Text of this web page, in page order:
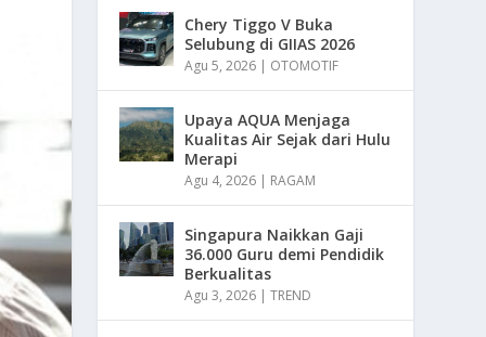
Chery Tiggo V Buka
Selubung di GIIAS 2026
Agu 5, 2026 | OTOMOTIF
Upaya AQUA Menjaga
Kualitas Air Sejak dari Hulu
Merapi
Agu 4, 2026 | RAGAM
Singapura Naikkan Gaji
36.000 Guru demi Pendidik
Berkualitas
Agu 3, 2026 |TREND